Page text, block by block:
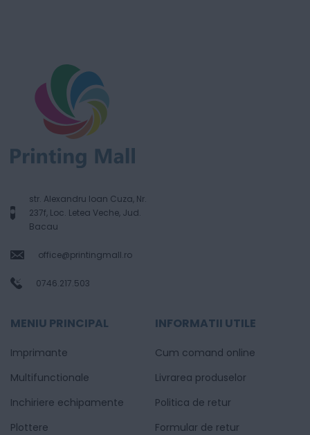
str. Alexandru Ioan Cuza, Nr.
237f, Loc. Letea Veche, Jud.
Bacau
office@printingmall.ro
0746.217.503
MENIU PRINCIPAL
Imprimante
Multifunctionale
Inchiriere echipamente
Plottere
INFORMATII UTILE
Cum comand online
Livrarea produselor
Politica de retur
Formular de retur